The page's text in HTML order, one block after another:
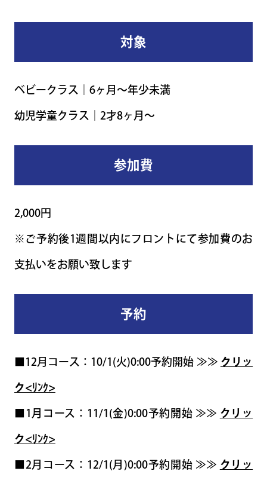
対象
ベビークラス｜6ヶ月～年少未満
幼児学童クラス｜2才8ヶ月～
参加費
2,000円
※ご予約後1週間以内にフロントにて参加費のお
支払いをお願い致します
予約
■12月コース：10/1(火)0:00予約開始 ≫≫ クリッ
ク<ﾘﾝｸ>
■1月コース：11/1(金)0:00予約開始 ≫≫ クリッ
ク<ﾘﾝｸ>
■2月コース：12/1(月)0:00予約開始 ≫≫ クリッ